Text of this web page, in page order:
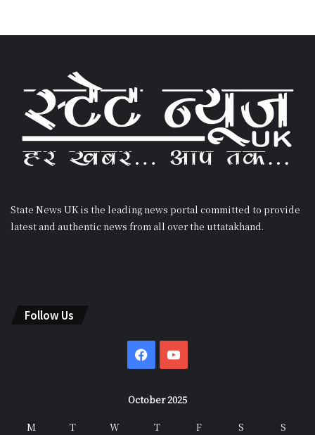
State News UK is the leading news portal committed to provide
latest and authentic news from all over the uttatakhand.
Follow Us
Facebook
October 2025
M T W T F S
S